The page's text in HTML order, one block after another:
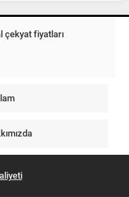
çekyat fiyatları